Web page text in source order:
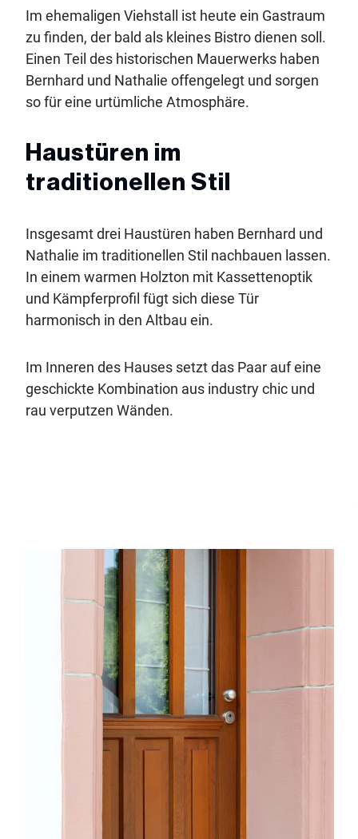
Im ehemaligen Viehstall ist heute ein Gastraum
zu finden, der bald als kleines Bistro dienen soll.
Einen Teil des historischen Mauerwerks haben
Bernhard und Nathalie offengelegt und sorgen
so für eine urtümliche Atmosphäre.
Haustüren im
traditionellen Stil
Insgesamt drei Haustüren haben Bernhard und
Nathalie im traditionellen Stil nachbauen lassen.
In einem warmen Holzton mit Kassettenoptik
und Kämpferprofil fügt sich diese Tür
harmonisch in den Altbau ein.
Im Inneren des Hauses setzt das Paar auf eine
geschickte Kombination aus industry chic und
rau verputzen Wänden.